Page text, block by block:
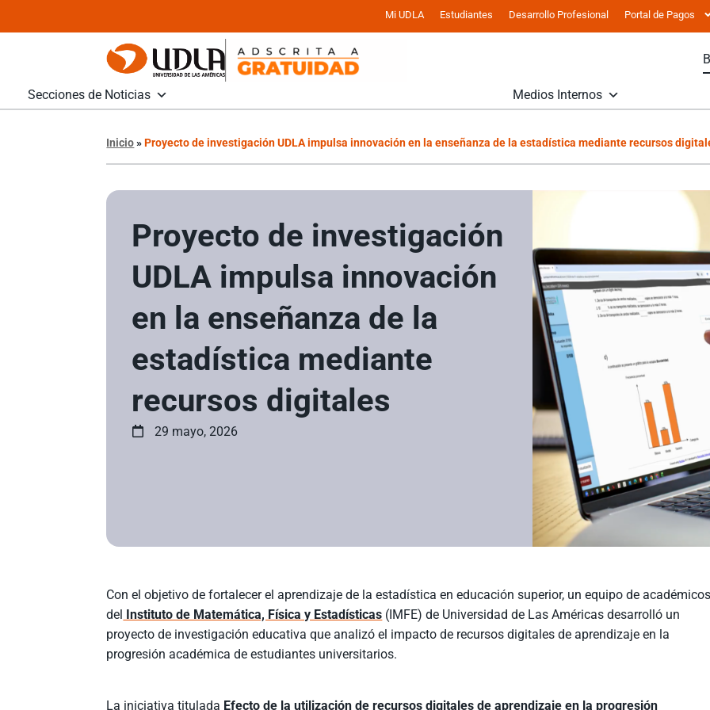
Mi UDLA Estudiantes Desarrollo Profesional Portal de Pagos
Secciones de Noticias Medios Internos
Inicio»Proyecto de investigación UDLA impulsa innovación en la enseñanza de la estadística mediante recursos
Proyecto de investigación
UDLA impulsa innovación
en la enseñanza de la
estadística mediante
recursos digitales
29 mayo, 2026
Con el objetivo de fortalecer el aprendizaje de la estadística en educación superior, un equipo de
del Instituto de Matemática, Física y Estadísticas (IMFE) de Universidad de Las Américas desarrolló un
proyecto de investigación educativa que analizó el impacto de recursos digitales de aprendizaje en la
progresión académica de estudiantes universitarios.
La iniciativa titulada Efecto de la utilización de recursos digitales de aprendizaje en la progresión